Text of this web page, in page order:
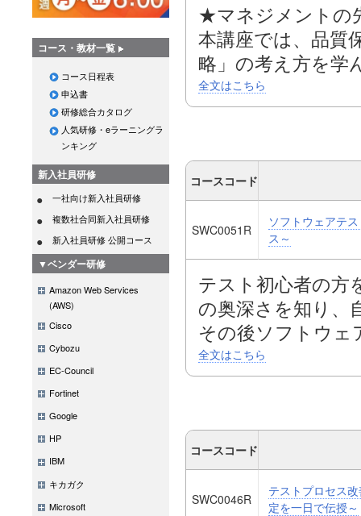
コース・教材一覧
コース日程表
申込書
研修総合カタログ
人気研修・eラーニングラ
ンキング
新入社員研修
一社向け新入社員研修
複数社合同新入社員研修
新入社員研修 公開コース
▼ベンダー研修
Amazon Web Services
(AWS)
Cisco
Cybozu
EC-Council
Fortinet
Google
HP
IBM
キカガク
Microsoft
本講座では、
で、DevOpsの全
明確にし、
す。
て学びます。
★マネジメント
本講座では、品質
略」の考え方を学
テスト全体を俯瞰
具体的なアプロー
過去のテストの工
かなか上がらない
どうすれば効果的
か、という課題を
ます。
本講座では、テス
案する事で、品質
テスト全体を俯瞰
ところなく伝授い
全文はこちら
コースコード
SWC0051R
ソフトウェアテ
ス～
テスト初心者の方
の奥深さを知り、
その後ソフトウェ
する意識を向上さ
まれました。
新人の品質意識を
業務に携わるので
講座となっており
全文はこちら
コースコード
SWC0046R
テストプロセス
定を一日で伝授～